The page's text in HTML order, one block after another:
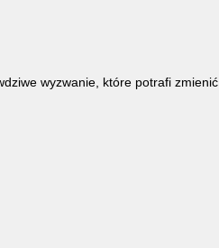
wyzwanie, które potrafi zmienić